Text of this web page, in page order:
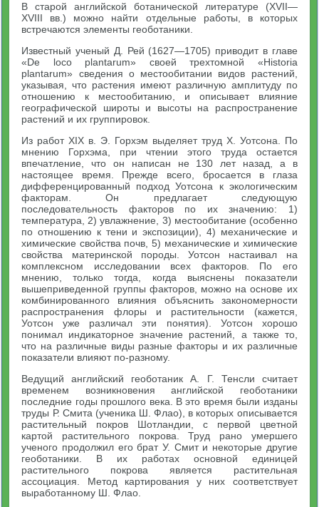
В старой английской ботанической литературе (XVII—
XVIII вв.) можно найти отдельные работы, в которых
встречаются элементы геоботаники.
Известный ученый Д. Рей (1627—1705) приводит в главе
«De loco plantarum» своей трехтомной «Historia
plantarum» сведения о местообитании видов растений,
указывая, что растения имеют различную амплитуду по
отношению к местообитанию, и описывает влияние
географической широты и высоты на распространение
растений и их группировок.
Из работ XIX в. Э. Горхэм выделяет труд X. Уотсона. По
мнению Горхэма, при чтении этого труда остается
впечатление, что он написан не 130 лет назад, а в
настоящее время. Прежде всего, бросается в глаза
дифференцированный подход Уотсона к экологическим
факторам. Он предлагает следующую
последовательность факторов по их значению: 1)
температура, 2) увлажнение, 3) местообитание (особенно
по отношению к тени и экспозиции), 4) механические и
химические свойства почв, 5) механические и химические
свойства материнской породы. Уотсон настаивал на
комплексном исследовании всех факторов. По его
мнению, только тогда, когда выяснены показатели
вышеприведенной группы факторов, можно на основе их
комбинированного влияния объяснить закономерности
распространения флоры и растительности (кажется,
Уотсон уже различал эти понятия). Уотсон хорошо
понимал индикаторное значение растений, а также то,
что на различные виды разные факторы и их различные
показатели влияют по-разному.
Ведущий английский геоботаник А. Г. Тенсли считает
временем возникновения английской геоботаники
последние годы прошлого века. В это время были изданы
труды Р. Смита (ученика Ш. Флао), в которых описывается
растительный покров Шотландии, с первой цветной
картой растительного покрова. Труд рано умершего
ученого продолжил его брат У. Смит и некоторые другие
геоботаники. В их работах основной единицей
растительного покрова является растительная
ассоциация. Метод картирования у них соответствует
выработанному Ш. Флао.